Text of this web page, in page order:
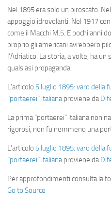
Nel 1895 era solo un piroscafo.
appoggio idrovolanti. Nel 1917
come il Macchi M.5. E pochi anni
proprio gli americani avrebbero
l’Adriatico. La storia, a volte, ha
qualsiasi propaganda.
L’articolo 5 luglio 1895: varo della
“portaerei” italianaproviene da
La prima “portaerei” italiana non
rigorosi, non fu nemmeno una
L’articolo 5 luglio 1895: varo della
“portaerei” italianaproviene da
Per approfondimenti consulta la
Go to Source